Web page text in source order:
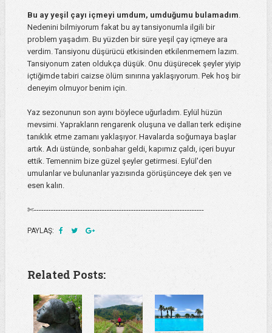
Bu ay yeşil çayı içmeyi umdum, umduğumu bulamadım.
Nedenini bilmiyorum fakat bu ay tansiyonumla ilgili bir
problem yaşadım. Bu yüzden bir süre yeşil çay içmeye ara
verdim. Tansiyonu düşürücü etkisinden etkilenmemem lazım.
Tansiyonum zaten oldukça düşük. Onu düşürecek şeyler yiyip
içtiğimde tabiri caizse ölüm sınırına yaklaşıyorum. Pek hoş bir
deneyim olmuyor benim için.
Yaz sezonunun son ayını böylece uğurladım. Eylül hüzün
mevsimi. Yaprakların rengarenk oluşuna ve dalları terk edişine
tanıklık etme zamanı yaklaşıyor. Havalarda soğumaya başlar
artık. Adı üstünde, sonbahar geldi, kapımız çaldı, içeri buyur
ettik. Temennim bize güzel şeyler getirmesi. Eylül'den
umulanlar ve bulunanlar yazısında görüşünceye dek şen ve
esen kalın.
✄----------------------------------------------------------------------
PAYLAŞ:
Related Posts: